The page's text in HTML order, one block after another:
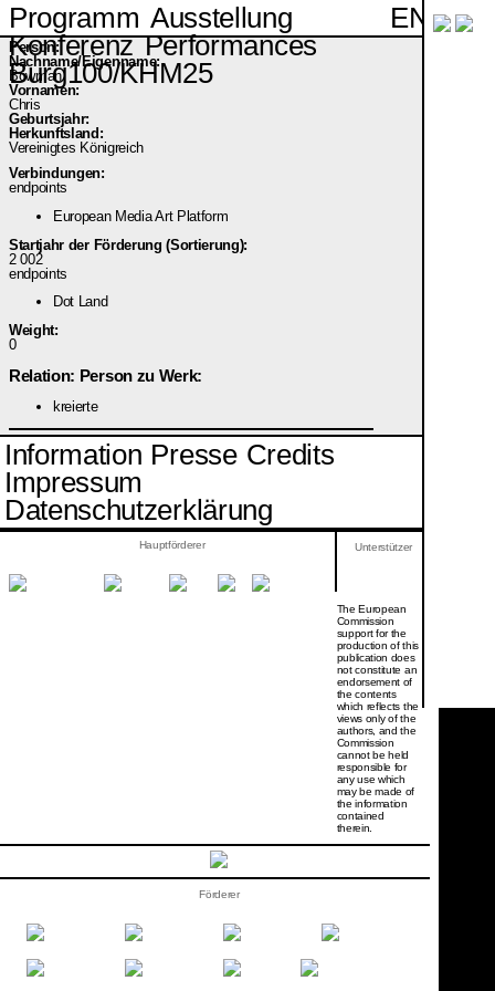
EN
Programm Ausstellung
Konferenz Performances
Burg100/KHM25
Person:
Nachname/Eigenname:
Bowman
Vornamen:
Chris
Geburtsjahr:
Herkunftsland:
Vereinigtes Königreich
Verbindungen:
endpoints
European Media Art Platform
Startjahr der Förderung (Sortierung):
2 002
endpoints
Dot Land
Weight:
0
Relation: Person zu Werk:
kreierte
Information Presse Credits
Impressum
Datenschutzerklärung
Hauptförderer
The European
Commission
support for the
production of this
publication does
not constitute an
endorsement of
the contents
which reflects the
views only of the
authors, and the
Commission
cannot be held
responsi­ble for
any use which
may be made of
the information
contained
therein.
Förderer
Unterstützer